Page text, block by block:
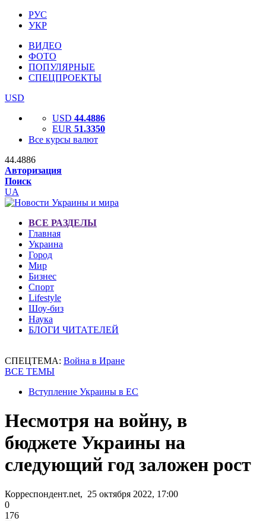
РУС
УКР
ВИДЕО
ФОТО
ПОПУЛЯРНЫЕ
СПЕЦПРОЕКТЫ
USD
USD 44.4886
EUR 51.3350
Все курсы валют
44.4886
Авторизация
Поиск
UA
ВСЕ РАЗДЕЛЫ
Главная
Украина
Город
Мир
Бизнес
Спорт
Lifestyle
Шоу-биз
Наука
БЛОГИ ЧИТАТЕЛЕЙ
СПЕЦТЕМА: Война в Иране
ВСЕ ТЕМЫ
Вступление Украины в ЕС
Несмотря на войну, в
бюджете Украины на
следующий год заложен рост
Корреспондент.net, 25 октября 2022, 17:00
0
176